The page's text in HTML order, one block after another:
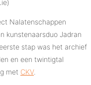
Nalatenschappen
kunstenaarsduo Jadran
stap was het archief
en een twintigtal
met CKV.